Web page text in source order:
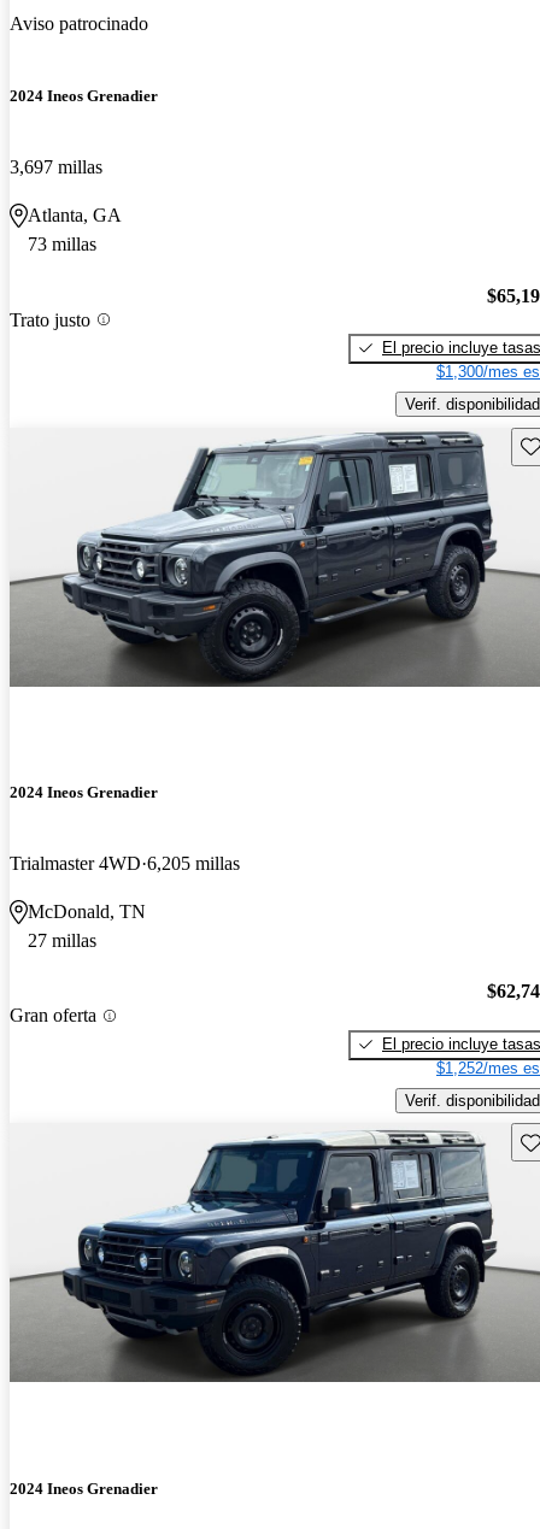
Aviso patrocinado
2024 Ineos Grenadier
3,697 millas
Atlanta, GA
73 millas
Trato justo
El precio incluye tasas
$1,300/mes
Verif. disponibilidad
2024 Ineos Grenadier
Trialmaster 4WD 6,205 millas
McDonald, TN
27 millas
Gran oferta
El precio incluye tasas
$1,252/mes
Verif. disponibilidad
2024 Ineos Grenadier